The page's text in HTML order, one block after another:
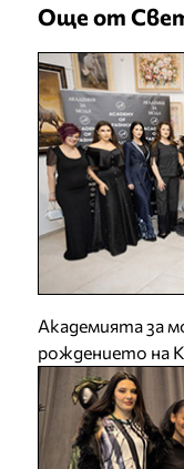
Още от
Академията за
рождението на